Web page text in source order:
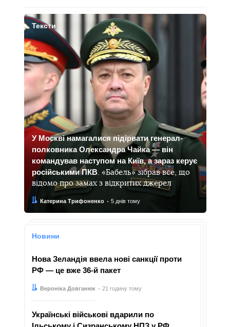
Тексти
У Москві намагалися підірвати генерал-
полковника Олександра Чайка — він
командував наступом на Київ, а зараз керує
російськими ПКВ. «Бабель» зібрав все, що
відомо про замах з відкритих джерел
Автор:
Катерина Трифоненко
Дата: 5 днів тому
Новини
Нова Зеландія ввела нові санкції проти
РФ — це вже 36-й пакет
Автор:
Вероніка Довганюк
Дата: 21 годину тому
Українські військові вдарили по